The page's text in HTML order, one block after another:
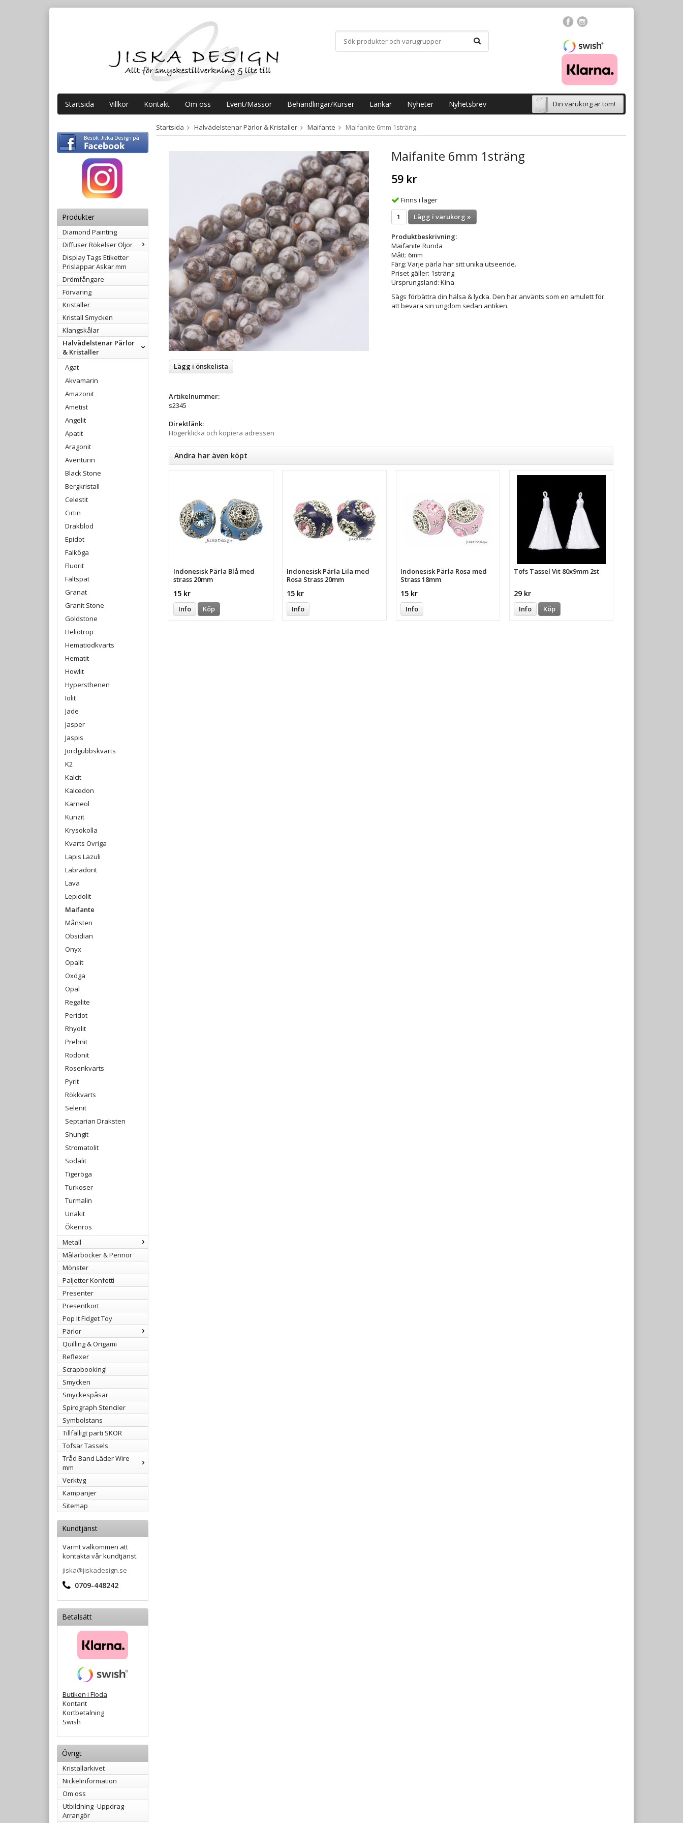
Startsida Villkor Kontakt Om oss Event/Mässor Behandlingar/Kurser Länkar Nyheter Nyhetsbrev Din varukorg är tom!
Produkter
Diamond Painting
Diffuser Rökelser Oljor
Display Tags Etiketter
Prislappar Askar mm
Drömfångare
Förvaring
Kristaller
Kristall Smycken
Klangskålar
Halvädelstenar Pärlor
& Kristaller
Agat
Akvamarin
Amazonit
Ametist
Angelit
Apatit
Aragonit
Aventurin
Black Stone
Bergkristall
Celestit
Cirtin
Drakblod
Epidot
Falköga
Fluorit
Fältspat
Granat
Granit Stone
Goldstone
Heliotrop
Hematiodkvarts
Hematit
Howlit
Hypersthenen
Iolit
Jade
Jasper
Jaspis
Jordgubbskvarts
K2
Kalcit
Kalcedon
Karneol
Kunzit
Krysokolla
Kvarts Övriga
Lapis Lazuli
Labradorit
Lava
Lepidolit
Maifante
Månsten
Obsidian
Onyx
Opalit
Oxöga
Opal
Regalite
Peridot
Rhyolit
Prehnit
Rodonit
Rosenkvarts
Pyrit
Rökkvarts
Selenit
Septarian Draksten
Shungit
Stromatolit
Sodalit
Tigeröga
Turkoser
Turmalin
Unakit
Ökenros
Metall
Målarböcker & Pennor
Mönster
Paljetter Konfetti
Presenter
Presentkort
Pop It Fidget Toy
Pärlor
Quilling & Origami
Reflexer
Scrapbooking!
Smycken
Smyckespåsar
Spirograph Stenciler
Symbolstans
Tillfälligt parti SKOR
Tofsar Tassels
Tråd Band Läder Wire
mm
Verktyg
Kampanjer
Sitemap
Kundtjänst
Varmt välkommen att
kontakta vår kundtjänst.
jiska@jiskadesign.se
0709-448242
Betalsätt
Butiken i Floda
Kontant
Kortbetalning
Swish
Övrigt
Kristallarkivet
Nickelinformation
Om oss
Utbildning -Uppdrag-
Arrangör
Startsida Halvädelstenar Pärlor & Kristaller Maifante Maifanite 6mm 1sträng
Maifanite 6mm 1sträng
59 kr
Finns i lager
Lägg i varukorg »
Produktbeskrivning:
Maifanite Runda
Mått: 6mm
Färg: Varje pärla har sitt unika utseende.
Priset gäller: 1sträng
Ursprungsland: Kina
Sägs förbättra din hälsa & lycka. Den har använts som en amulett för
att bevara sin ungdom sedan antiken.
Lägg i önskelista
Artikelnummer:
s2345
Direktlänk:
Högerklicka och kopiera adressen
Andra har även köpt
Indonesisk Pärla Blå med
strass 20mm
15 kr
Info Köp
Indonesisk Pärla Lila med
Rosa Strass 20mm
15 kr
Info
Indonesisk Pärla Rosa med
Strass 18mm
15 kr
Info
Tofs Tassel Vit 80x9mm 2st
29 kr
Info Köp